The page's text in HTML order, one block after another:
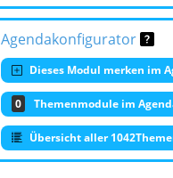
Agendakonfigurator
Dieses Modul merken im
0 Themenmodule im
Übersicht aller